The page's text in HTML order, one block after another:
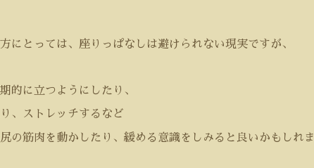
にとっては、座りっぱなしは避けられない現実ですが、
的に立つようにしたり、
、ストレッチするなど
の筋肉を動かしたり、緩める意識をしみると良いかもしれ